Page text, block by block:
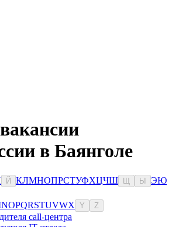
в Баянголе
Й КЛМНОПРСТУФХЦЧШ Ы ЭЮ
NOPQRSTUVWX Y Z
call-центра